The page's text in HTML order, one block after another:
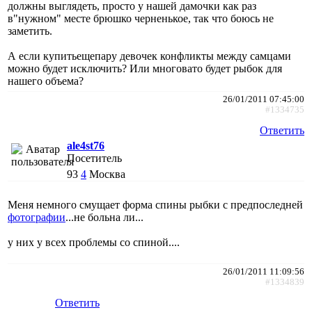
должны выглядеть, просто у нашей дамочки как раз
в"нужном" месте брюшко черненькое, так что боюсь не
заметить.
А если купитьещепару девочек конфликты между самцами
можно будет исключить? Или многовато будет рыбок для
нашего объема?
26/01/2011 07:45:00
#1334735
Ответить
ale4st76
Посетитель
93 4 Москва
Меня немного смущает форма спины рыбки с предпоследней
фотографии...не больна ли...
у них у всех проблемы со спиной....
26/01/2011 11:09:56
#1334839
Ответить